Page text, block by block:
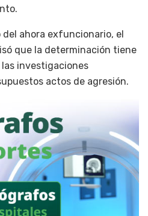
ahora exfuncionario, el
que la determinación tiene
las investigaciones
actos de agresión.